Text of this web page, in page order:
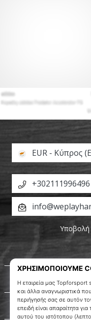
Σχετικά μ' εμάς
Εξυπηρέτηση
EUR - Κύπρος
+302111996496
Υποβολή